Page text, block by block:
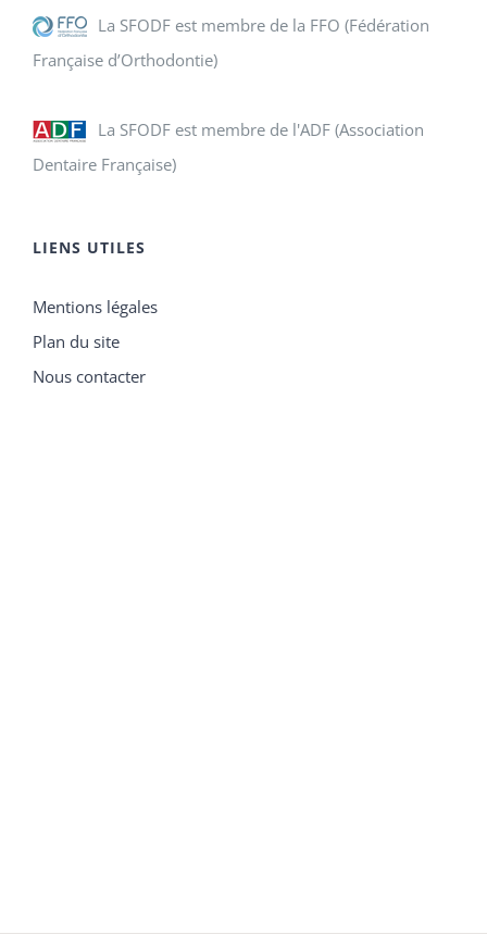
La SFODF est membre de la FFO (Fédération
Française d’Orthodontie)
La SFODF est membre de l'ADF (Association
Dentaire Française)
LIENS UTILES
Mentions légales
Plan du site
Nous contacter